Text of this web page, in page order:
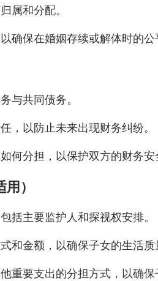
属和分配。
确保在婚姻存续或解体时的公
与共同债务。
，以防止未来出现财务纠纷。
何分担，以保护双方的财务安
）
括主要监护人和探视权安排。
和金额，以确保子女的生活质
重要支出的分担方式，以确